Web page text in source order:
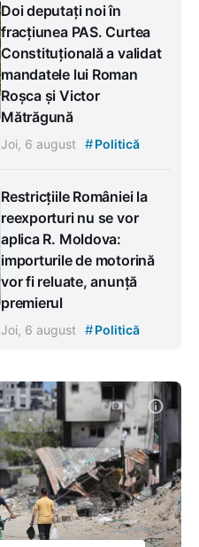
Doi deputați noi în
fracțiunea PAS. Curtea
Constituțională a validat
mandatele lui Roman
Roșca și Victor
Mătrăgună
Joi, 6 august #Politică
Restricțiile României la
reexporturi nu se vor
aplica R. Moldova:
importurile de motorină
vor fi reluate, anunță
premierul
Joi, 6 august #Politică